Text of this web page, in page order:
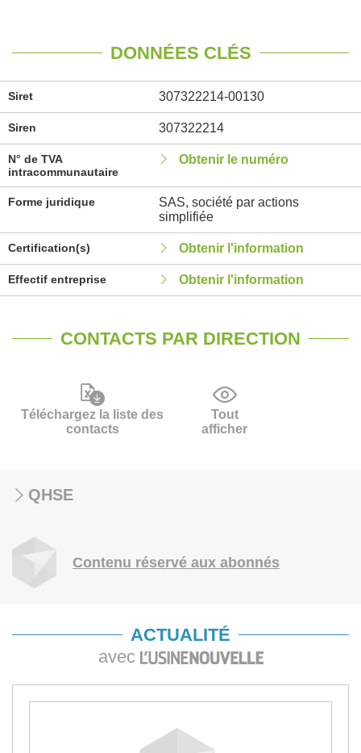
DONNÉES CLÉS
Siret 307322214-00130
Siren 307322214
N° de TVA
intracommunautaire
Obtenir le numéro
Forme juridique
SAS, société par actions
simplifiée
Certification(s) Obtenir l'information
Effectif entreprise Obtenir l'information
CONTACTS PAR DIRECTION
Téléchargez la liste des
contacts
Tout
afficher
QHSE
Contenu réservé aux abonnés
ACTUALITÉ
avec